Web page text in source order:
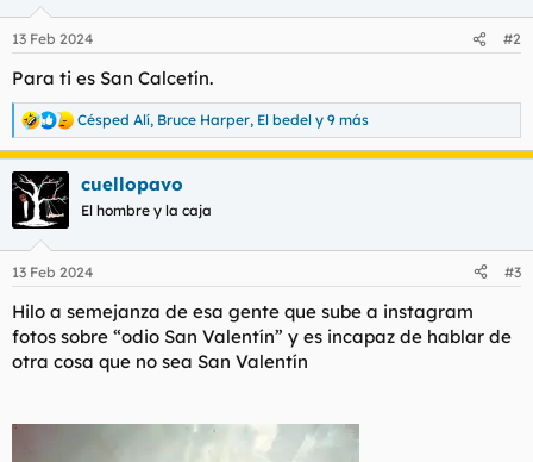
e
:
13 Feb 2024 #2
Para ti es San Calcetín.
R
e
a
c
c
i
e
:
Césped Alí, Bruce Harper, El bedel y 9 más
cuellopavo
El hombre y la caja
13 Feb 2024 #3
Hilo a semejanza de esa gente que sube a instagram
fotos sobre “odio San Valentín” y es incapaz de hablar de
otra cosa que no sea San Valentín